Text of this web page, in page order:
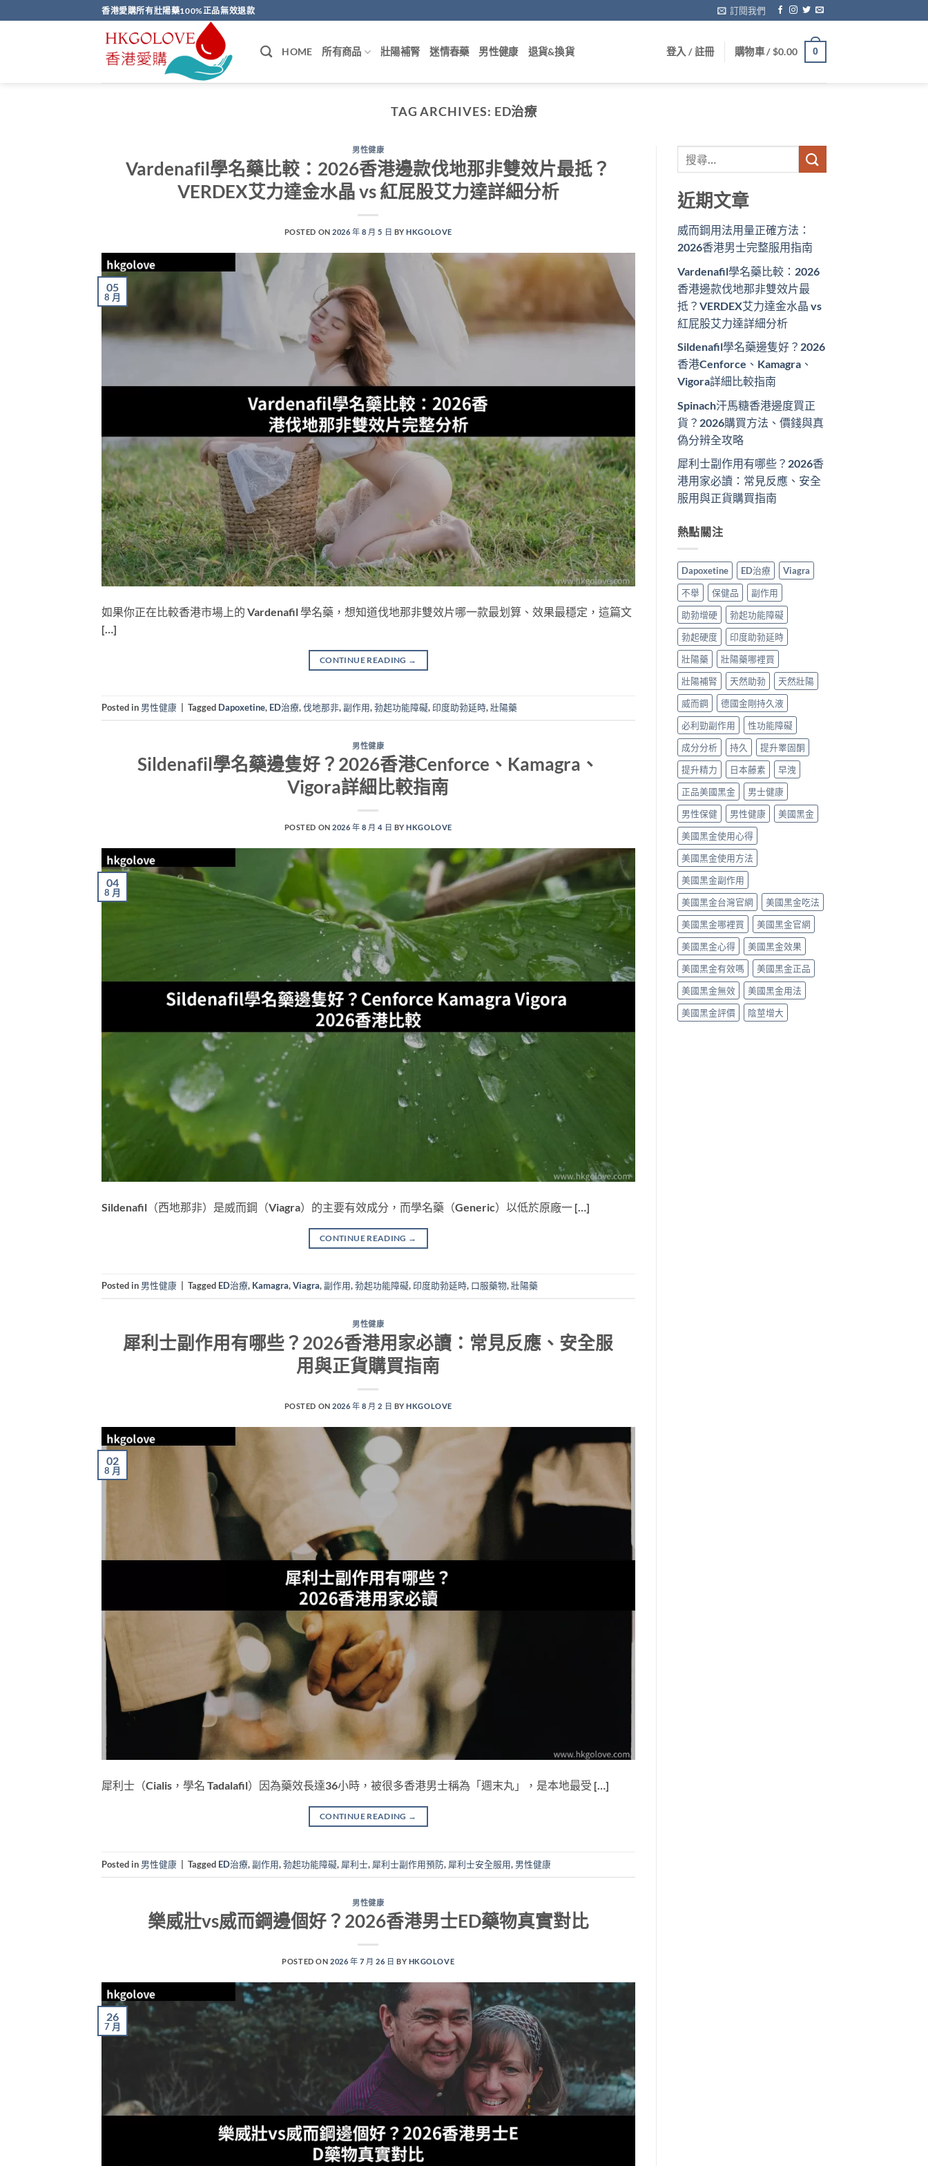
to
香港愛購所有壯陽藥100%正品無效退款 訂閱我們
HOME 所有商品 壯陽補腎 迷情春藥 男性健康 退貨&換貨 登入 / 註冊 購物車 /$0.00 0
TAG ARCHIVES: ED治療
男性健康
Vardenafil學名藥比較：2026香港邊款伐地那非雙效片最抵？
VERDEX艾力達金水晶 vs 紅屁股艾力達詳細分析
POSTED ON2026 年 8 月 5 日 BYHKGOLOVE
05
8 月
如果你正在比較香港市場上的 Vardenafil 學名藥，想知道伐地那非雙效片哪一款最划算、效果最穩定，這篇文
[…]
CONTINUE READING →
Posted in 男性健康 Tagged Dapoxetine, ED治療,伐地那非,副作用,勃起功能障礙, 印度助勃延時,壯陽藥
男性健康
Sildenafil學名藥邊隻好？2026香港Cenforce、Kamagra、
Vigora詳細比較指南
POSTED ON2026 年 8 月 4 日 BYHKGOLOVE
04
8 月
Sildenafil（西地那非）是威而鋼（Viagra）的主要有效成分，而學名藥（Generic）以低於原廠一 […]
CONTINUE READING →
Posted in 男性健康 Tagged ED治療, Kamagra,Viagra,副作用,勃起功能障礙,印度助勃延時, 口服藥物,壯陽藥
男性健康
犀利士副作用有哪些？2026香港用家必讀：常見反應、安全服
用與正貨購買指南
POSTED ON2026 年 8 月 2 日 BYHKGOLOVE
02
8 月
犀利士（Cialis，學名 Tadalafil）因為藥效長達36小時，被很多香港男士稱為「週末丸」，是本地最受 […]
CONTINUE READING →
Posted in 男性健康 Tagged ED治療,副作用,勃起功能障礙, 犀利士, 犀利士副作用預防, 犀利士安全服用, 男性健康
男性健康
樂威壯vs威而鋼邊個好？2026香港男士ED藥物真實對比
POSTED ON 2026 年 7 月 26 日 BY HKGOLOVE
26
7 月
近期文章
威而鋼用法用量正確方法：
2026香港男士完整服用指南
Vardenafil學名藥比較：2026
香港邊款伐地那非雙效片最
抵？VERDEX艾力達金水晶 vs
紅屁股艾力達詳細分析
Sildenafil學名藥邊隻好？2026
香港Cenforce、Kamagra、
Vigora詳細比較指南
Spinach汗馬糖香港邊度買正
貨？2026購買方法、價錢與真
偽分辨全攻略
犀利士副作用有哪些？2026香
港用家必讀：常見反應、安全
服用與正貨購買指南
熱點關注
Dapoxetine ED治療
Viagra
不舉
保健品
副作用
助勃增硬
勃起功能障礙
勃起硬度
印度助勃延時
壯陽藥
壯陽藥哪裡買
壯陽補腎
天然助勃
天然壯陽
威而鋼
德國金剛持久液
必利勁副作用
性功能障礙
成分分析
持久
提升睪固酮
提升精力
日本藤素
早洩
正品美國黑金
男士健康
男性保健
男性健康
美國黑金
美國黑金使用心得
美國黑金使用方法
美國黑金副作用
美國黑金台灣官網
美國黑金吃法
美國黑金哪裡買
美國黑金官網
美國黑金心得
美國黑金效果
美國黑金有效嗎
美國黑金正品
美國黑金無效
美國黑金用法
美國黑金評價
陰莖增大